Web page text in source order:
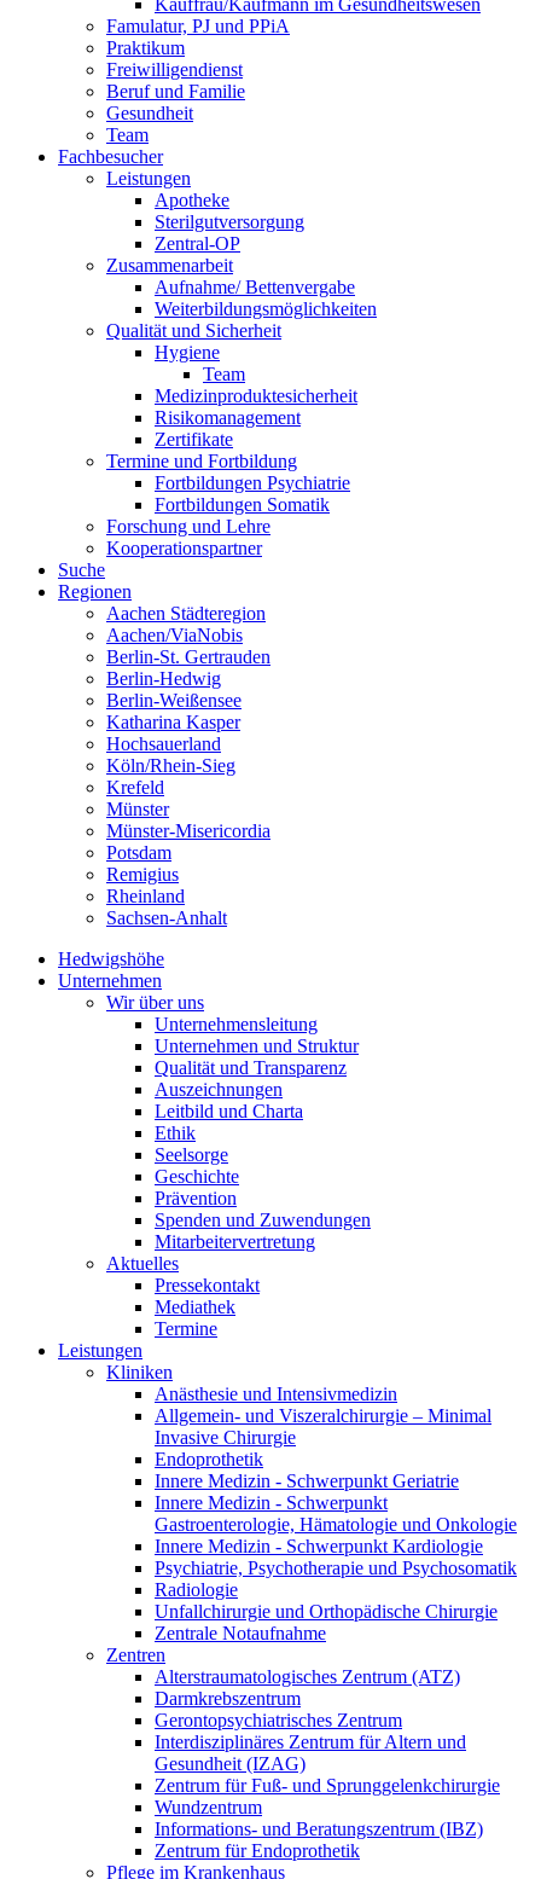
Famulatur, PJ und PPiA
Praktikum
Freiwilligendienst
Beruf und Familie
Gesundheit
Team
Fachbesucher
Leistungen
Apotheke
Sterilgutversorgung
Zentral-OP
Zusammenarbeit
Aufnahme/ Bettenvergabe
Weiterbildungsmöglichkeiten
Qualität und Sicherheit
Hygiene
Team
Medizinproduktesicherheit
Risikomanagement
Zertifikate
Termine und Fortbildung
Fortbildungen Psychiatrie
Fortbildungen Somatik
Forschung und Lehre
Kooperationspartner
Suche
Regionen
Aachen Städteregion
Aachen/ViaNobis
Berlin-St. Gertrauden
Berlin-Hedwig
Berlin-Weißensee
Katharina Kasper
Hochsauerland
Köln/Rhein-Sieg
Krefeld
Münster
Münster-Misericordia
Potsdam
Remigius
Rheinland
Sachsen-Anhalt
Hedwigshöhe
Unternehmen
Wir über uns
Unternehmensleitung
Unternehmen und Struktur
Qualität und Transparenz
Auszeichnungen
Leitbild und Charta
Ethik
Seelsorge
Geschichte
Prävention
Spenden und Zuwendungen
Mitarbeitervertretung
Aktuelles
Pressekontakt
Mediathek
Termine
Leistungen
Kliniken
Anästhesie und Intensivmedizin
Allgemein- und Viszeralchirurgie – Minimal
Invasive Chirurgie
Endoprothetik
Innere Medizin - Schwerpunkt Geriatrie
Innere Medizin - Schwerpunkt
Gastroenterologie, Hämatologie und Onkologie
Innere Medizin - Schwerpunkt Kardiologie
Psychiatrie, Psychotherapie und Psychosomatik
Radiologie
Unfallchirurgie und Orthopädische Chirurgie
Zentrale Notaufnahme
Zentren
Alterstraumatologisches Zentrum (ATZ)
Darmkrebszentrum
Gerontopsychiatrisches Zentrum
Interdisziplinäres Zentrum für Altern und
Gesundheit (IZAG)
Zentrum für Fuß- und Sprunggelenkchirurgie
Wundzentrum
Informations- und Beratungszentrum (IBZ)
Zentrum für Endoprothetik
Pflege im Krankenhaus